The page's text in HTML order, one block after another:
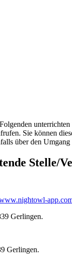
Sie können
über den
Stelle/
Gerlingen.
Gerlingen.